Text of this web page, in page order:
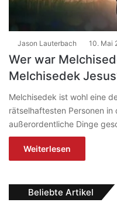
Jason Lauterbach 10. Mai
Wer war
Melchisedek
Melchisedek ist wohl eine
rätselhaftesten Personen
außerordentliche Dinge
Weiterlesen
Beliebte Artikel